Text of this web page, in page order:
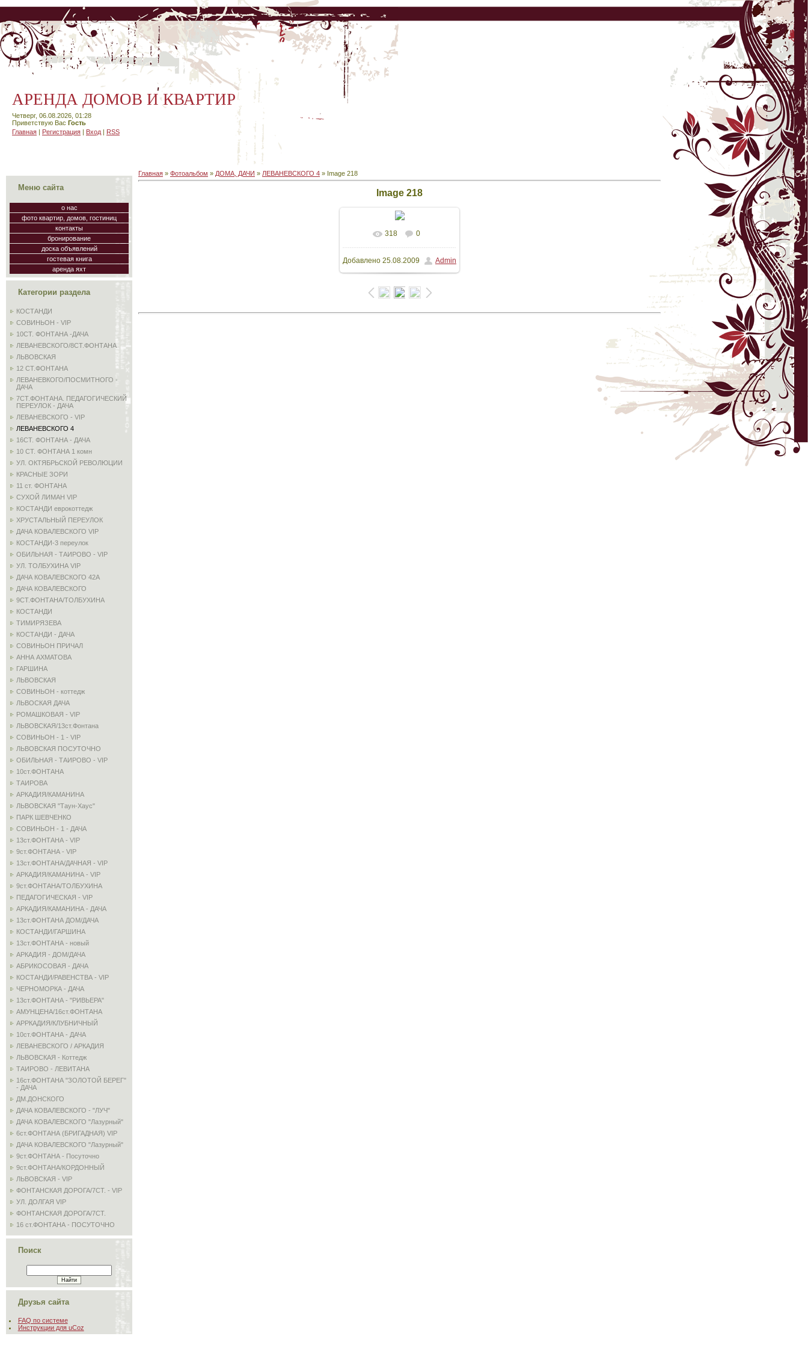
АРЕНДА ДОМОВ И КВАРТИР
Четверг, 06.08.2026, 01:28
Приветствую Вас Гость
Главная | Регистрация | Вход | RSS
Меню сайта
о нас
фото квартир, домов, гостиниц
контакты
бронирование
доска объявлений
гостевая книга
аренда яхт
Категории раздела
КОСТАНДИ
СОВИНЬОН - VIP
10СТ. ФОНТАНА -ДАЧА
ЛЕВАНЕВСКОГО/8СТ.ФОНТАНА
ЛЬВОВСКАЯ
12 СТ.ФОНТАНА
ЛЕВАНЕВКОГО/ПОСМИТНОГО -
ДАЧА
7СТ.ФОНТАНА. ПЕДАГОГИЧЕСКИЙ
ПЕРЕУЛОК - ДАЧА
ЛЕВАНЕВСКОГО - VIP
ЛЕВАНЕВСКОГО 4
16СТ. ФОНТАНА - ДАЧА
10 СТ. ФОНТАНА 1 комн
УЛ. ОКТЯБРЬСКОЙ РЕВОЛЮЦИИ
КРАСНЫЕ ЗОРИ
11 ст. ФОНТАНА
СУХОЙ ЛИМАН VIP
КОСТАНДИ еврокоттедж
ХРУСТАЛЬНЫЙ ПЕРЕУЛОК
ДАЧА КОВАЛЕВСКОГО VIP
КОСТАНДИ-3 переулок
ОБИЛЬНАЯ - ТАИРОВО - VIP
УЛ. ТОЛБУХИНА VIP
ДАЧА КОВАЛЕВСКОГО 42А
ДАЧА КОВАЛЕВСКОГО
9СТ.ФОНТАНА/ТОЛБУХИНА
КОСТАНДИ
ТИМИРЯЗЕВА
КОСТАНДИ - ДАЧА
СОВИНЬОН ПРИЧАЛ
АННА АХМАТОВА
ГАРШИНА
ЛЬВОВСКАЯ
СОВИНЬОН - коттедж
ЛЬВОСКАЯ ДАЧА
РОМАШКОВАЯ - VIP
ЛЬВОВСКАЯ/13ст.Фонтана
СОВИНЬОН - 1 - VIP
ЛЬВОВСКАЯ ПОСУТОЧНО
ОБИЛЬНАЯ - ТАИРОВО - VIP
10ст.ФОНТАНА
ТАИРОВА
АРКАДИЯ/КАМАНИНА
ЛЬВОВСКАЯ "Таун-Хаус"
ПАРК ШЕВЧЕНКО
СОВИНЬОН - 1 - ДАЧА
13ст.ФОНТАНА - VIP
9ст.ФОНТАНА - VIP
13ст.ФОНТАНА/ДАЧНАЯ - VIP
АРКАДИЯ/КАМАНИНА - VIP
9ст.ФОНТАНА/ТОЛБУХИНА
ПЕДАГОГИЧЕСКАЯ - VIP
АРКАДИЯ/КАМАНИНА - ДАЧА
13ст.ФОНТАНА ДОМ/ДАЧА
КОСТАНДИ/ГАРШИНА
13ст.ФОНТАНА - новый
АРКАДИЯ - ДОМ/ДАЧА
АБРИКОСОВАЯ - ДАЧА
КОСТАНДИ/РАВЕНСТВА - VIP
ЧЕРНОМОРКА - ДАЧА
13ст.ФОНТАНА - "РИВЬЕРА"
АМУНЦЕНА/16ст.ФОНТАНА
АРРКАДИЯ/КЛУБНИЧНЫЙ
10ст.ФОНТАНА - ДАЧА
ЛЕВАНЕВСКОГО / АРКАДИЯ
ЛЬВОВСКАЯ - Коттедж
ТАИРОВО - ЛЕВИТАНА
16ст.ФОНТАНА "ЗОЛОТОЙ БЕРЕГ"
- ДАЧА
ДМ.ДОНСКОГО
ДАЧА КОВАЛЕВСКОГО - "ЛУЧ"
ДАЧА КОВАЛЕВСКОГО "Лазурный"
6ст.ФОНТАНА (БРИГАДНАЯ) VIP
ДАЧА КОВАЛЕВСКОГО "Лазурный"
9ст.ФОНТАНА - Посуточно
9ст.ФОНТАНА/КОРДОННЫЙ
ЛЬВОВСКАЯ - VIP
ФОНТАНСКАЯ ДОРОГА/7СТ. - VIP
УЛ. ДОЛГАЯ VIP
ФОНТАНСКАЯ ДОРОГА/7СТ.
16 ст.ФОНТАНА - ПОСУТОЧНО
Поиск
Друзья сайта
FAQ по системе
Инструкции для uCoz
Главная » Фотоальбом » ДОМА, ДАЧИ » ЛЕВАНЕВСКОГО 4 » Image 218
Image 218
318 0
Добавлено 25.08.2009 Admin